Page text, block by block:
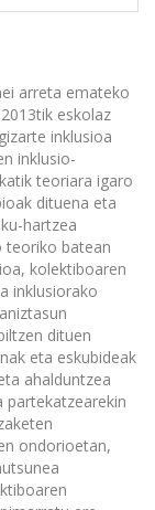
arreta emateko
eskolaz
inklusioa
inklusio-
teoriara igaro
dituena eta
hartzea
teoriko batean
kolektiboaren
inklusiorako
dituen
eta eskubideak
ahalduntzea
partekatzearekin
ondorioetan,